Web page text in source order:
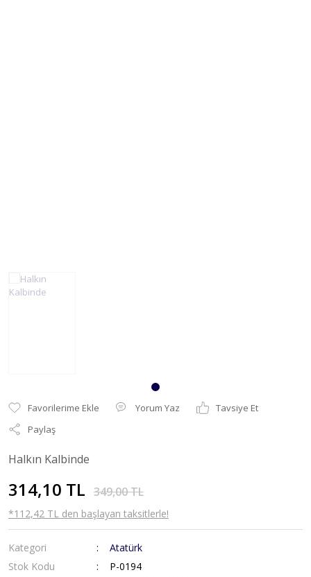
Yorum Yaz
Tavsiye Et
Paylaş
Halkın Kalbinde
314,10 TL 349,00 TL
*112,42 TL den başlayan taksitlerle!
Kategori
Atatürk
Stok Kodu
P-0194